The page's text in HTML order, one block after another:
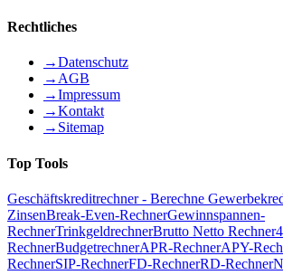
Rechtliches
→Datenschutz
→AGB
→Impressum
→Kontakt
→ Sitemap
Top Tools
Geschäftskreditrechner - Berechne
ZinsenBreak-Even-RechnerGewinnspannen-
RechnerTrinkgeldrechnerBrutto Netto Rechner
RechnerBudgetrechnerAPR-RechnerAPY-
RechnerSIP-RechnerFD-RechnerRD-Rechner